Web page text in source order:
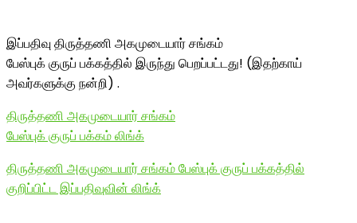
இப்பதிவு திருத்தணி அகமுடையார் சங்கம்
பேஸ்புக் குருப் பக்கத்தில் இருந்து பெறப்பட்டது! (இதற்காய்
அவர்களுக்கு நன்றி) .
திருத்தணி அகமுடையார் சங்கம்
பேஸ்புக் குருப் பக்கம் லிங்க்
திருத்தணி அகமுடையார் சங்கம் பேஸ்புக் குருப் பக்கத்தில்
குறிப்பிட்ட இப்பதிவுவின் லிங்க்